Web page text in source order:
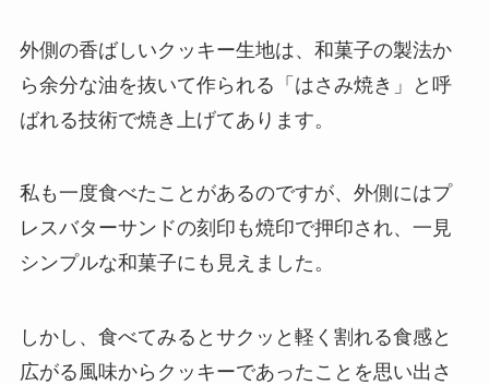
外側の香ばしいクッキー生地は、和菓子の製法か
ら余分な油を抜いて作られる「はさみ焼き」と呼
ばれる技術で焼き上げてあります。
私も一度食べたことがあるのですが、外側にはプ
レスバターサンドの刻印も焼印で押印され、一見
シンプルな和菓子にも見えました。
しかし、食べてみるとサクッと軽く割れる食感と
広がる風味からクッキーであったことを思い出さ